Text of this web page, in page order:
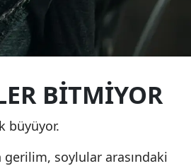
BITMIYOR
büyüyor.
gerilim, soylular arasındaki